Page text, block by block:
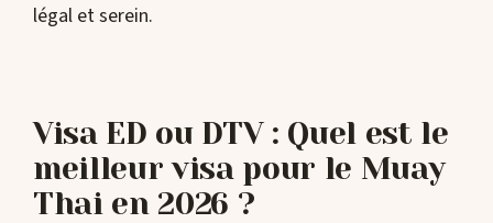
légal et serein.
Visa ED ou DTV : Quel est le
meilleur visa pour le Muay
Thai en 2026 ?